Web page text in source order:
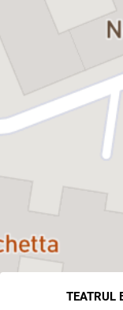
TEATRUL